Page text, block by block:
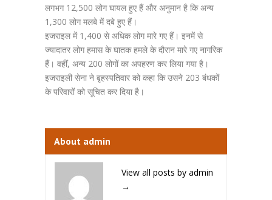
लगभग 12,500 लोग घायल हुए हैं और अनुमान है कि अन्य
1,300 लोग मलबे में दबे हुए हैं।
इजराइल में 1,400 से अधिक लोग मारे गए हैं। इनमें से
ज्यादातर लोग हमास के घातक हमले के दौरान मारे गए नागरिक
हैं। वहीं, अन्य 200 लोगों का अपहरण कर लिया गया है।
इजराइली सेना ने बृहस्पतिवार को कहा कि उसने 203 बंधकों
के परिवारों को सूचित कर दिया है।
About admin
View all posts by admin
→